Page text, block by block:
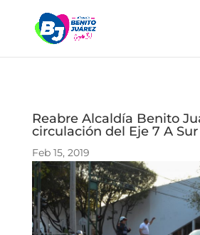
Reabre Alcaldía Benito
circulación del Eje 7 A
Feb 15, 2019